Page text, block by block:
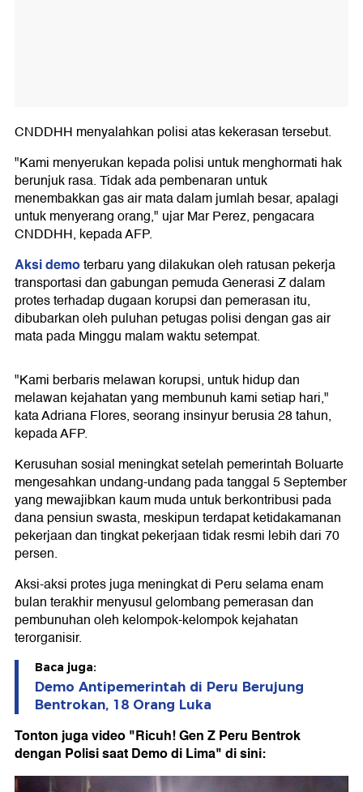
CNDDHH menyalahkan polisi atas kekerasan tersebut.
"Kami menyerukan kepada polisi untuk menghormati hak
berunjuk rasa. Tidak ada pembenaran untuk
menembakkan gas air mata dalam jumlah besar, apalagi
untuk menyerang orang," ujar Mar Perez, pengacara
CNDDHH, kepada AFP.
Aksi demoterbaru yang dilakukan oleh ratusan pekerja
transportasi dan gabungan pemuda Generasi Z dalam
protes terhadap dugaan korupsi dan pemerasan itu,
dibubarkan oleh puluhan petugas polisi dengan gas air
mata pada Minggu malam waktu setempat.
"Kami berbaris melawan korupsi, untuk hidup dan
melawan kejahatan yang membunuh kami setiap hari,"
kata Adriana Flores, seorang insinyur berusia 28 tahun,
kepada AFP.
Kerusuhan sosial meningkat setelah pemerintah Boluarte
mengesahkan undang-undang pada tanggal 5 September
yang mewajibkan kaum muda untuk berkontribusi pada
dana pensiun swasta, meskipun terdapat ketidakamanan
pekerjaan dan tingkat pekerjaan tidak resmi lebih dari 70
persen.
Aksi-aksi protes juga meningkat di Peru selama enam
bulan terakhir menyusul gelombang pemerasan dan
pembunuhan oleh kelompok-kelompok kejahatan
terorganisir.
Baca juga:
Demo Antipemerintah di Peru Berujung
Bentrokan, 18 Orang Luka
Tonton juga video "Ricuh! Gen Z Peru Bentrok
dengan Polisi saat Demo di Lima" di sini: